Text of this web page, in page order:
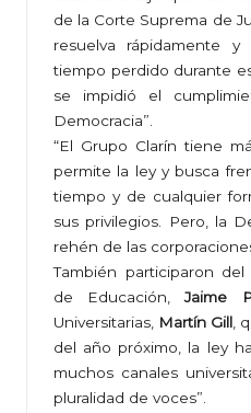
de la Corte Suprema de
resuelva rápidamente
tiempo perdido durante
se impidió el
Democracia”.
“El Grupo Clarín tiene
permite la ley y busca
tiempo y de cualquier
sus privilegios. Pero, la
rehén de las
También participaron
de Educación,Jaime
Universitarias, Martín Gill ,
del año próximo, la ley
muchos canales
pluralidad de voces”.